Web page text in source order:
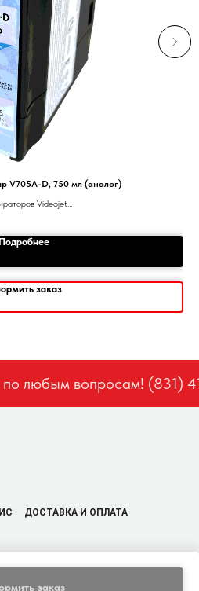
заказ
V705A-D, 750 мл (аналог)
Videojet
Подробнее
заказ
по любым вопросам! (831)
ДОСТАВКА И ОПЛАТА